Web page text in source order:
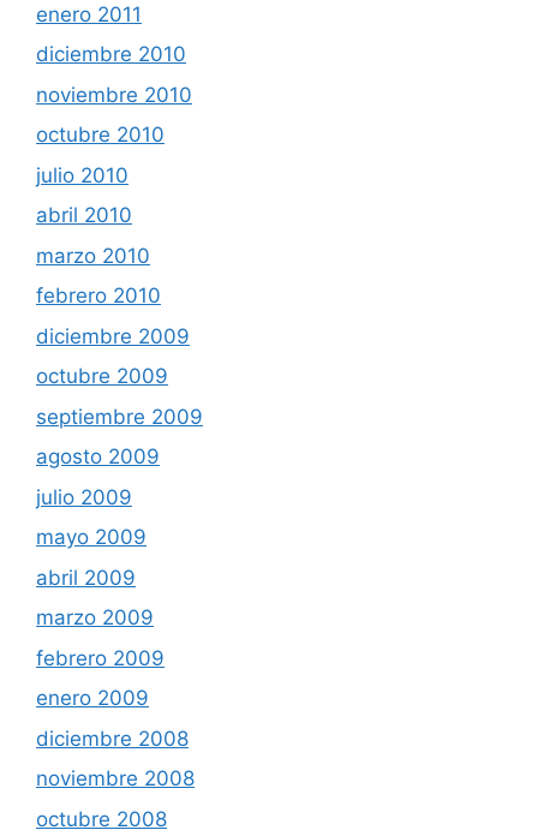
enero 2011
diciembre 2010
noviembre 2010
octubre 2010
julio 2010
abril 2010
marzo 2010
febrero 2010
diciembre 2009
octubre 2009
septiembre 2009
agosto 2009
julio 2009
mayo 2009
abril 2009
marzo 2009
febrero 2009
enero 2009
diciembre 2008
noviembre 2008
octubre 2008